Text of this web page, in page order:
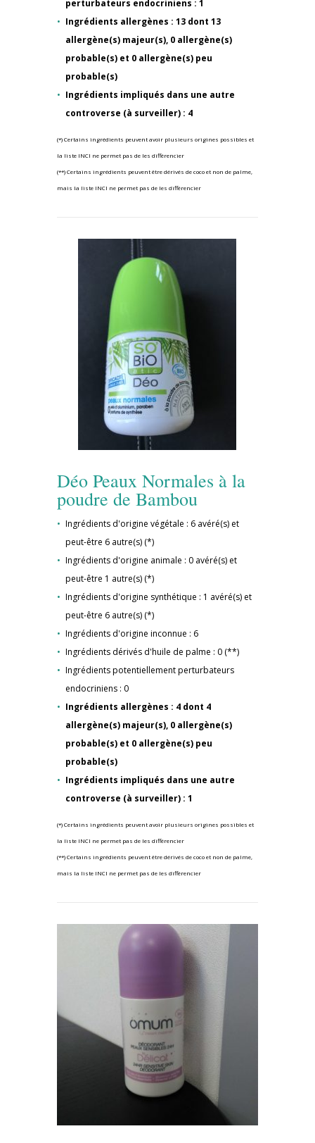
perturbateurs endocriniens : 1
Ingrédients allergènes : 13 dont 13
allergène(s) majeur(s), 0 allergène(s)
probable(s) et 0 allergène(s) peu
probable(s)
Ingrédients impliqués dans une autre
controverse (à surveiller) : 4
(*) Certains ingrédients peuvent avoir plusieurs origines possibles et
la liste INCI ne permet pas de les différencier
(**) Certains ingrédients peuvent être dérivés de coco et non de palme,
mais la liste INCI ne permet pas de les différencier
Déo Peaux Normales à la
poudre de Bambou
Ingrédients d'origine végétale : 6 avéré(s) et
peut-être 6 autre(s) (*)
Ingrédients d'origine animale : 0 avéré(s) et
peut-être 1 autre(s) (*)
Ingrédients d'origine synthétique : 1 avéré(s) et
peut-être 6 autre(s) (*)
Ingrédients d'origine inconnue : 6
Ingrédients dérivés d'huile de palme : 0 (**)
Ingrédients potentiellement perturbateurs
endocriniens : 0
Ingrédients allergènes : 4 dont 4
allergène(s) majeur(s), 0 allergène(s)
probable(s) et 0 allergène(s) peu
probable(s)
Ingrédients impliqués dans une autre
controverse (à surveiller) : 1
(*) Certains ingrédients peuvent avoir plusieurs origines possibles et
la liste INCI ne permet pas de les différencier
(**) Certains ingrédients peuvent être dérivés de coco et non de palme,
mais la liste INCI ne permet pas de les différencier